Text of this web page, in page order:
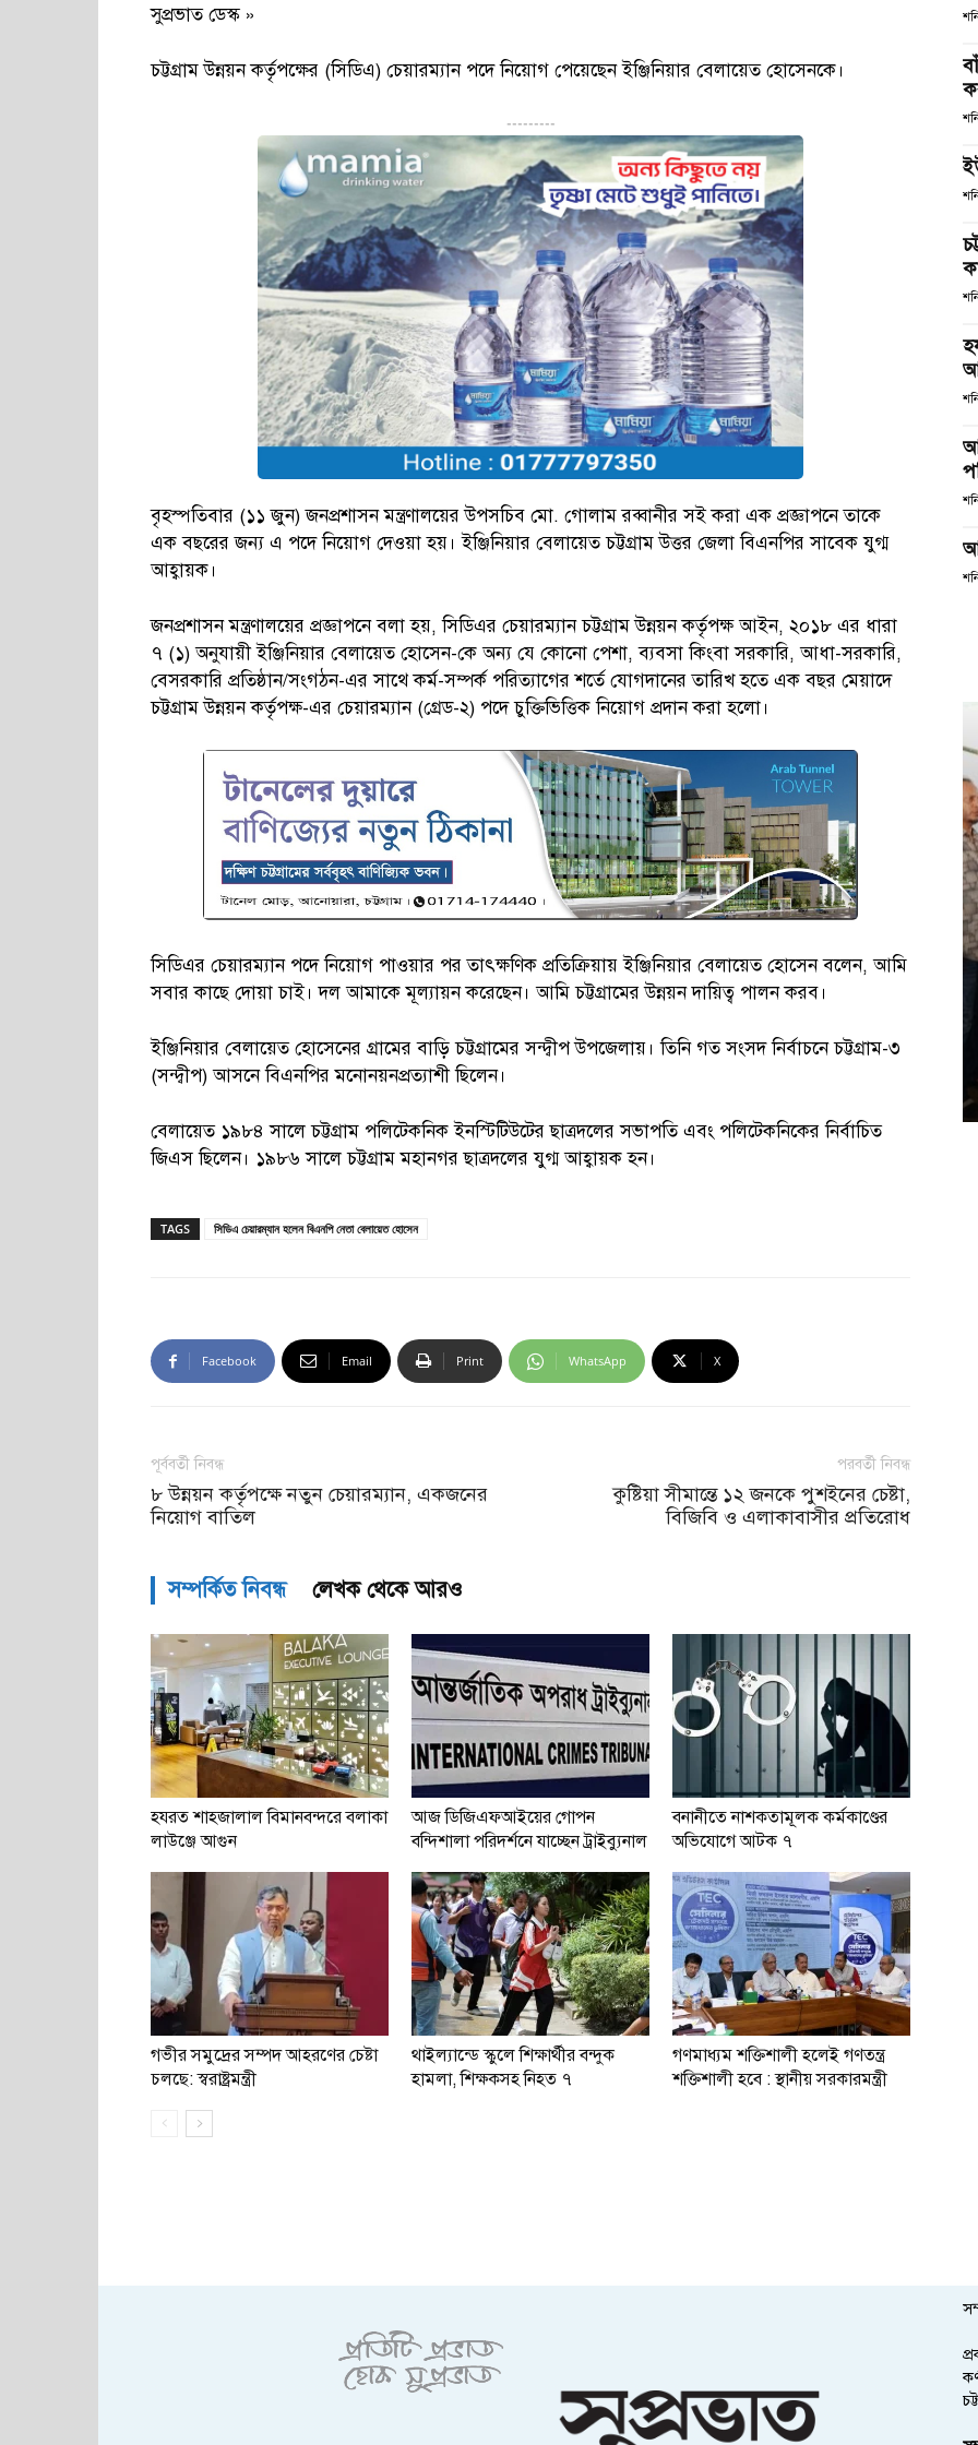
সুপ্রভাত ডেস্ক »
চট্টগ্রাম উন্নয়ন কর্তৃপক্ষের (সিডিএ) চেয়ারম্যান পদে নিয়োগ পেয়েছেন ইঞ্জিনিয়ার বেলায়েত হোসেনকে।
---------
বৃহস্পতিবার (১১ জুন) জনপ্রশাসন মন্ত্রণালয়ের উপসচিব মো. গোলাম রব্বানীর সই করা এক প্রজ্ঞাপনে তাকে
এক বছরের জন্য এ পদে নিয়োগ দেওয়া হয়। ইঞ্জিনিয়ার বেলায়েত চট্টগ্রাম উত্তর জেলা বিএনপির সাবেক যুগ্ম
আহ্বায়ক।
জনপ্রশাসন মন্ত্রণালয়ের প্রজ্ঞাপনে বলা হয়, সিডিএর চেয়ারম্যান চট্টগ্রাম উন্নয়ন কর্তৃপক্ষ আইন, ২০১৮ এর ধারা
৭ (১) অনুযায়ী ইঞ্জিনিয়ার বেলায়েত হোসেন-কে অন্য যে কোনো পেশা, ব্যবসা কিংবা সরকারি, আধা-সরকারি,
বেসরকারি প্রতিষ্ঠান/সংগঠন-এর সাথে কর্ম-সম্পর্ক পরিত্যাগের শর্তে যোগদানের তারিখ হতে এক বছর মেয়াদে
চট্টগ্রাম উন্নয়ন কর্তৃপক্ষ-এর চেয়ারম্যান (গ্রেড-২) পদে চুক্তিভিত্তিক নিয়োগ প্রদান করা হলো।
সিডিএর চেয়ারম্যান পদে নিয়োগ পাওয়ার পর তাৎক্ষণিক প্রতিক্রিয়ায় ইঞ্জিনিয়ার বেলায়েত হোসেন বলেন, আমি
সবার কাছে দোয়া চাই। দল আমাকে মূল্যায়ন করেছেন। আমি চট্টগ্রামের উন্নয়ন দায়িত্ব পালন করব।
ইঞ্জিনিয়ার বেলায়েত হোসেনের গ্রামের বাড়ি চট্টগ্রামের সন্দ্বীপ উপজেলায়। তিনি গত সংসদ নির্বাচনে চট্টগ্রাম-৩
(সন্দ্বীপ) আসনে বিএনপির মনোনয়নপ্রত্যাশী ছিলেন।
বেলায়েত ১৯৮৪ সালে চট্টগ্রাম পলিটেকনিক ইনস্টিটিউটের ছাত্রদলের সভাপতি এবং পলিটেকনিকের নির্বাচিত
জিএস ছিলেন। ১৯৮৬ সালে চট্টগ্রাম মহানগর ছাত্রদলের যুগ্ম আহ্বায়ক হন।
TAGS সিডিএ চেয়ারম্যান হলেন বিএনপি নেতা বেলায়েত হোসেন
Facebook Email Print WhatsApp X
পূর্ববর্তী নিবন্ধ
৮ উন্নয়ন কর্তৃপক্ষে নতুন চেয়ারম্যান, একজনের
নিয়োগ বাতিল
পরবর্তী নিবন্ধ
কুষ্টিয়া সীমান্তে ১২ জনকে পুশইনের চেষ্টা,
বিজিবি ও এলাকাবাসীর প্রতিরোধ
সম্পর্কিত নিবন্ধ লেখক থেকে আরও
হযরত শাহজালাল বিমানবন্দরে বলাকা
লাউঞ্জে আগুন
আজ ডিজিএফআইয়ের গোপন
বন্দিশালা পরিদর্শনে যাচ্ছেন ট্রাইব্যুনাল
বনানীতে নাশকতামূলক কর্মকাণ্ডের
অভিযোগে আটক ৭
গভীর সমুদ্রের সম্পদ আহরণের চেষ্টা
চলছে: স্বরাষ্ট্রমন্ত্রী
থাইল্যান্ডে স্কুলে শিক্ষার্থীর বন্দুক
হামলা, শিক্ষকসহ নিহত ৭
গণমাধ্যম শক্তিশালী হলেই গণতন্ত্র
শক্তিশালী হবে : স্থানীয় সরকারমন্ত্রী